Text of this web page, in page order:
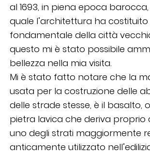
al 1693, in piena epoca
quale l’architettura ha
fondamentale della città
questo mi è stato possibile
bellezza nella mia visita.
Mi è stato fatto notare che la
usata per la costruzione delle
delle strade stesse, è il basalto,
pietra lavica che deriva proprio
uno degli strati maggiormente
anticamente utilizzato